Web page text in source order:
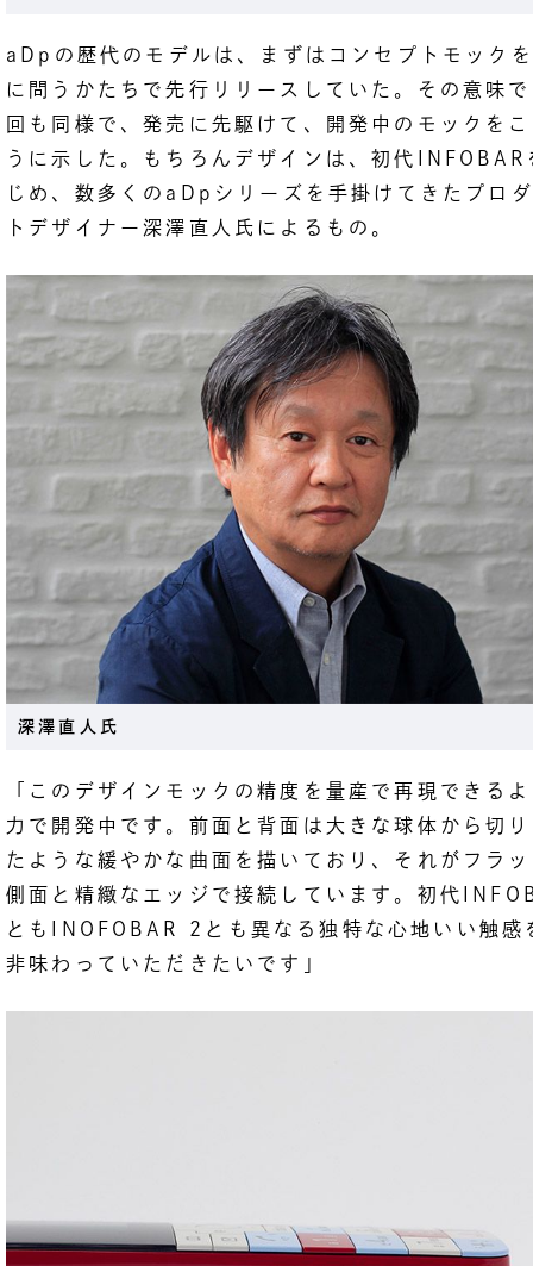
aDpの歴代のモデルは、まずはコンセプトモック
に問うかたちで先行リリースしていた。その意味
回も同様で、発売に先駆けて、開発中のモックを
うに示した。もちろんデザインは、初代INFOBAR
じめ、数多くのaDpシリーズを手掛けてきたプロ
トデザイナー深澤直人氏によるもの。
深澤直人氏
「このデザインモックの精度を量産で再現できる
力で開発中です。前面と背面は大きな球体から切
たような緩やかな曲面を描いており、それがフラ
側面と精緻なエッジで接続しています。初代
ともINOFOBAR 2とも異なる独特な心地いい触感
非味わっていただきたいです」